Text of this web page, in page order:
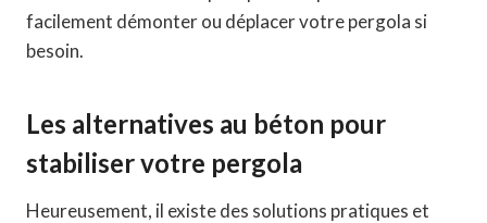
facilement démonter ou déplacer votre pergola si
besoin.
Les alternatives au béton pour
stabiliser votre pergola
Heureusement, il existe des solutions pratiques et